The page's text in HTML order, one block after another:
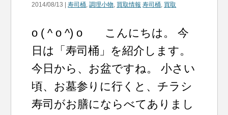
2014/08/13 |寿司桶,調理小物, 買取情報 寿司桶, 買取
o ( ^ o ^) o こんにちは。 今
日は「寿司桶」を紹介します。
今日から、お盆ですね。 小さい
頃、お墓参りに行くと、チラシ
寿司がお膳にならべてありまし